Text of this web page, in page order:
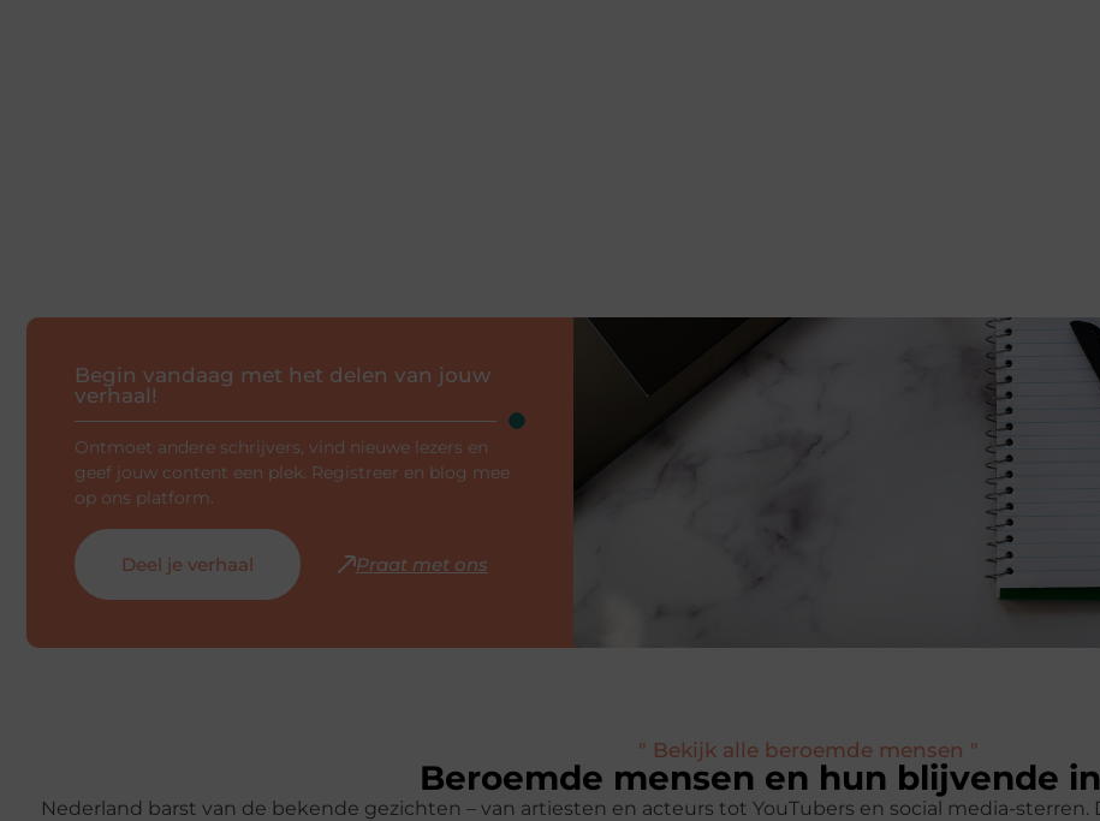
Begin vandaag met het delen van jouw
verhaal!
Ontmoet andere schrijvers, vind nieuwe lezers en
geef jouw content een plek. Registreer en blog mee
op ons platform.
Deel je verhaal Praat met ons
" Bekijk alle beroemde mensen "
Beroemde mensen en hun blijvende
Nederland barst van de bekende gezichten – van artiesten en acteurs tot YouTubers en social media-